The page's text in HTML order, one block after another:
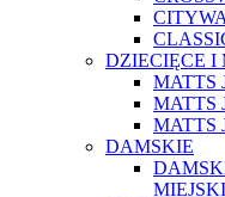
DZIECIĘCE I
MATTS
MATTS
MATTS
DAMSKIE